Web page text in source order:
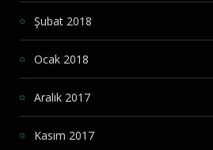
Şubat 2018
Ocak 2018
Aralık 2017
Kasım 2017